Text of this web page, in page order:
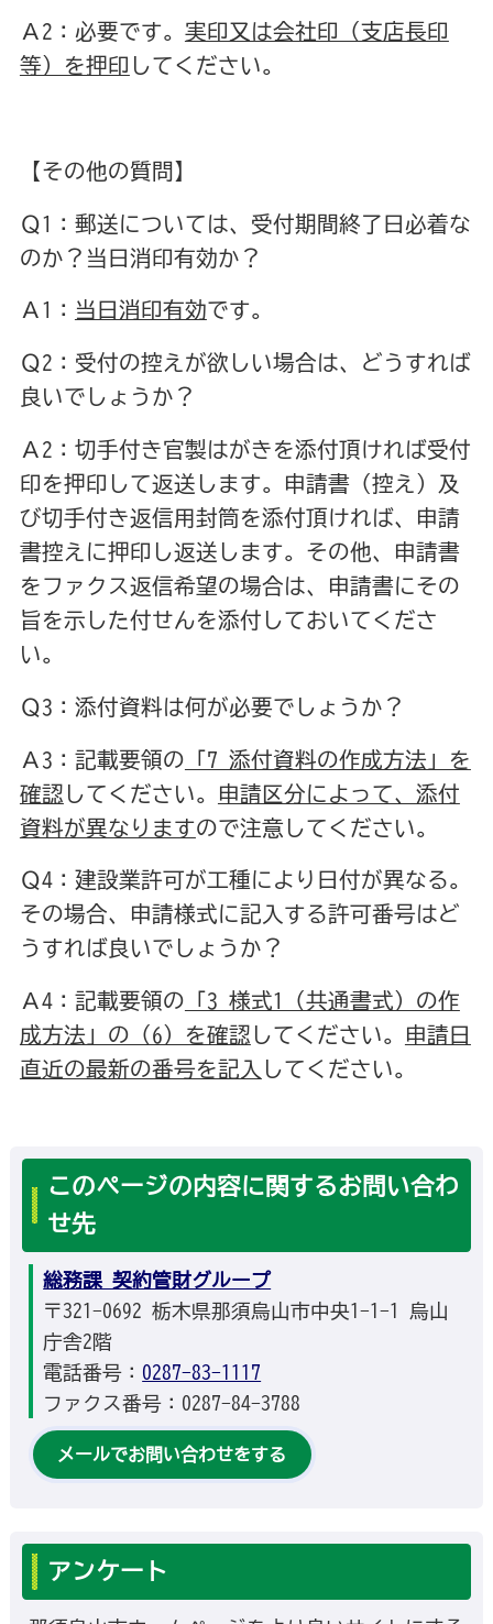
Ａ2：必要です。 実印又は会社印（支店長印
等）を押印 してください。
【その他の質問】
Ｑ1：郵送については、受付期間終了日必着な
のか？当日消印有効か？
Ａ1： 当日消印有効です。
Ｑ2：受付の控えが欲しい場合は、どうすれば
良いでしょうか？
Ａ2：切手付き官製はがきを添付頂ければ受付
印を押印して返送します。申請書（控え）及
び切手付き返信用封筒を添付頂ければ、申請
書控えに押印し返送します。その他、申請書
をファクス返信希望の場合は、申請書にその
旨を示した付せんを添付しておいてくださ
い。
Ｑ3：添付資料は何が必要でしょうか？
Ａ3：記載要領の 「7 添付資料の作成方法」を
確認 してください。
申請区分によって、添付
資料が異なりますので注意してください。
Ｑ4：建設業許可が工種により日付が異なる。
その場合、申請様式に記入する許可番号はど
うすれば良いでしょうか？
Ａ4：記載要領の 「3 様式1（共通書式）の作
成方法」の（6）を確認 してください。
申請日
直近の最新の番号を記入 してください。
このページの内容に関するお問い合わ
せ先
総務課 契約管財グループ
〒321-0692 栃木県那須烏山市中央1-1-1 烏山
庁舎2階
電話番号： 0287-83-1117
ファクス番号：0287-84-3788
メールでお問い合わせをする
アンケート